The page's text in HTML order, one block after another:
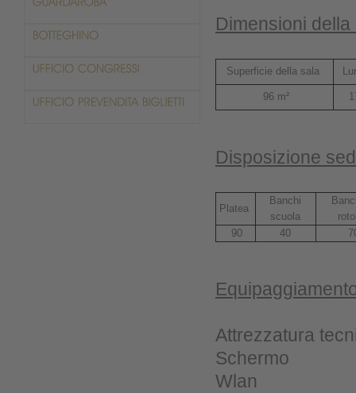
Dimensioni della
Superficie della sala
96 m²
Disposizione
Platea
Banchi
scuola
90
40
Attrezzatura
Schermo
Wlan